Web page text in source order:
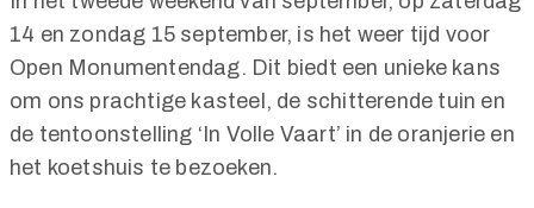
14 en zondag 15 september, is het weer tijd voor
Open Monumentendag. Dit biedt een unieke kans
om ons prachtige kasteel, de schitterende tuin en
de tentoonstelling ‘In Volle Vaart’ in de oranjerie en
het koetshuis te bezoeken.